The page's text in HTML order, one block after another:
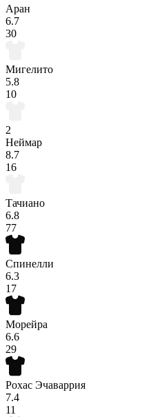
Аран
6.7
30
Мигелито
5.8
10
2
Неймар
8.7
16
Тачиано
6.8
77
Спинелли
6.3
17
Морейра
6.6
29
Рохас Эчаваррия
7.4
11